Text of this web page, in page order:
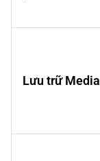
Lưu trữ Media